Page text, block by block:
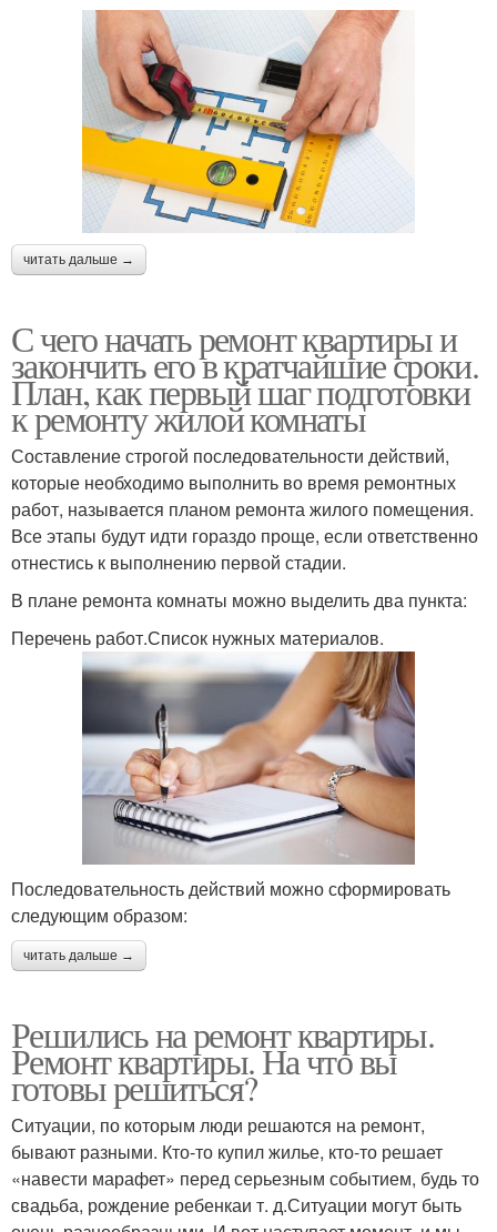
читать дальше →
С чего начать ремонт квартиры и
закончить его в кратчайшие сроки.
План, как первый шаг подготовки
к ремонту жилой комнаты
Составление строгой последовательности действий,
которые необходимо выполнить во время ремонтных
работ, называется планом ремонта жилого помещения.
Все этапы будут идти гораздо проще, если ответственно
отнестись к выполнению первой стадии.
В плане ремонта комнаты можно выделить два пункта:
Перечень работ.Список нужных материалов.
Последовательность действий можно сформировать
следующим образом:
читать дальше →
Решились на ремонт квартиры.
Ремонт квартиры. На что вы
готовы решиться?
Ситуации, по которым люди решаются на ремонт,
бывают разными. Кто-то купил жилье, кто-то решает
«навести марафет» перед серьезным событием, будь то
свадьба, рождение ребенкаи т. д.Ситуации могут быть